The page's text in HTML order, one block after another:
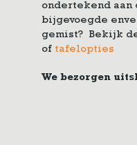
ondertekend aan
bijgevoegde
gemist? Bekijk
of tafelopties
We bezorgen